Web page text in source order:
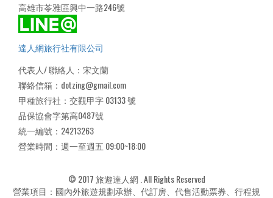
高雄市苓雅區興中一路246號
達人網旅行社有限公司
代表人/ 聯絡人：宋文蘭
聯絡信箱：dotzing@gmail.com
甲種旅行社：交觀甲字 03133 號
品保協會字第高0487號
統一編號：24213263
營業時間：週一至週五 09:00~18:00
© 2017 旅遊達人網 . All Rights Reserved
營業項目：國內外旅遊規劃承辦、代訂房、代售活動票券、行程規